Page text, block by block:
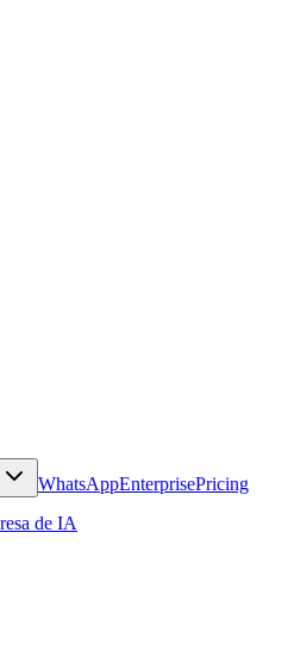
WhatsAppEnterprisePricing
de IA